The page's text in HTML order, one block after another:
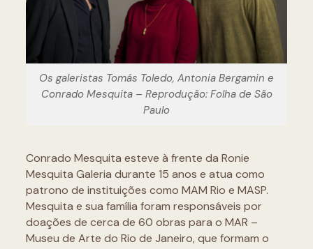
Os galeristas Tomás Toledo, Antonia Bergamin e
Conrado Mesquita – Reprodução: Folha de São
Paulo
Conrado Mesquita esteve à frente da Ronie
Mesquita Galeria durante 15 anos e atua como
patrono de instituições como MAM Rio e MASP.
Mesquita e sua família foram responsáveis por
doações de cerca de 60 obras para o MAR –
Museu de Arte do Rio de Janeiro, que formam o